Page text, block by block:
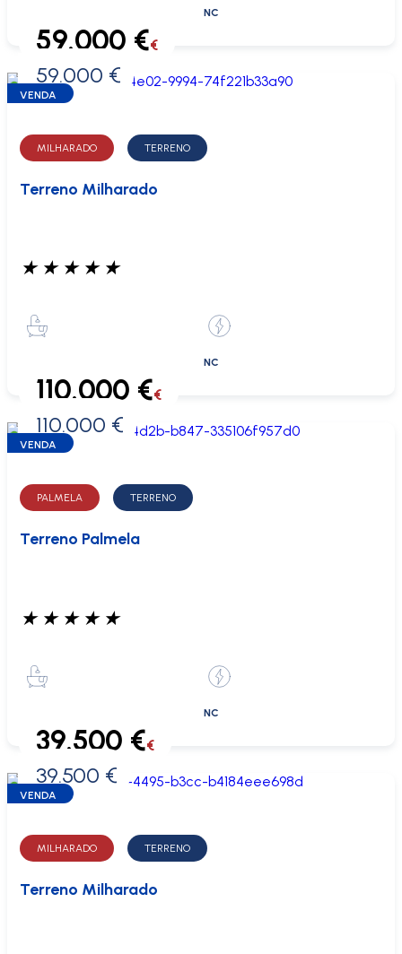
NC
0 €
59.000 €€
59.000 €
VENDA
MILHARADO TERRENO
Terreno Milharado
★ ★ ★ ★ ★
NC
0 €
110.000 €€
110.000 €
VENDA
PALMELA TERRENO
Terreno Palmela
★ ★ ★ ★ ★
NC
0 €
39.500 €€
39.500 €
VENDA
MILHARADO TERRENO
Terreno Milharado